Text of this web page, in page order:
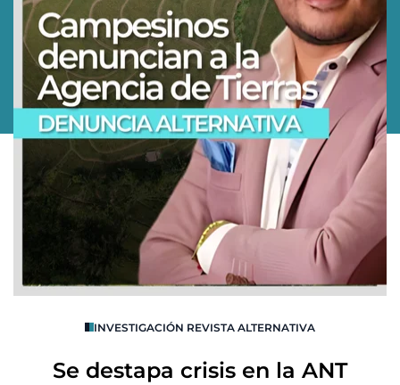
INVESTIGACIÓN REVISTA ALTERNATIVA
Se destapa crisis en la ANT